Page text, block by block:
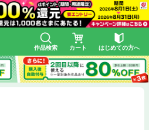
作品検索 カート はじめての方へ